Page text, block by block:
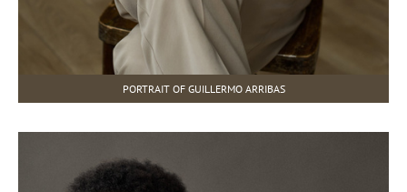
PORTRAIT OF GUILLERMO ARRIBAS